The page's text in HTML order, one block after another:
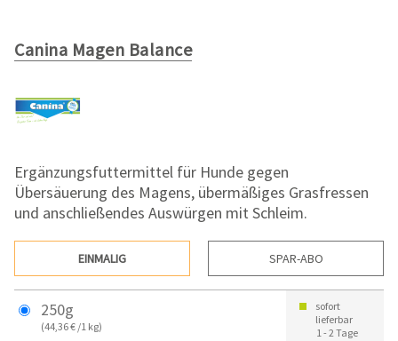
Canina Magen Balance
Ergänzungsfuttermittel für Hunde gegen
Übersäuerung des Magens, übermäßiges Grasfressen
und anschließendes Auswürgen mit Schleim.
EINMALIG SPAR-ABO
250g
(44,36 € /1 kg)
sofort
lieferbar
1 - 2 Tage